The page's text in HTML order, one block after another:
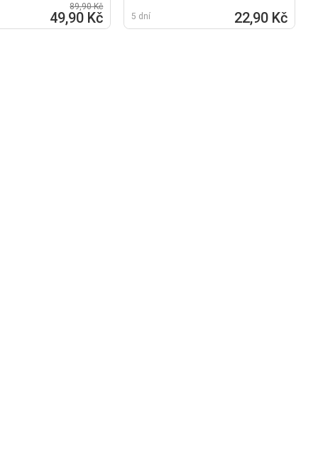
89,90 Kč
49,90 Kč 5 dní 22,90 Kč